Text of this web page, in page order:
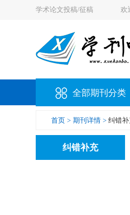
学术论文投稿/征稿 欢
全部期刊分类
首页 > 期刊详情 > 纠错
纠错补充